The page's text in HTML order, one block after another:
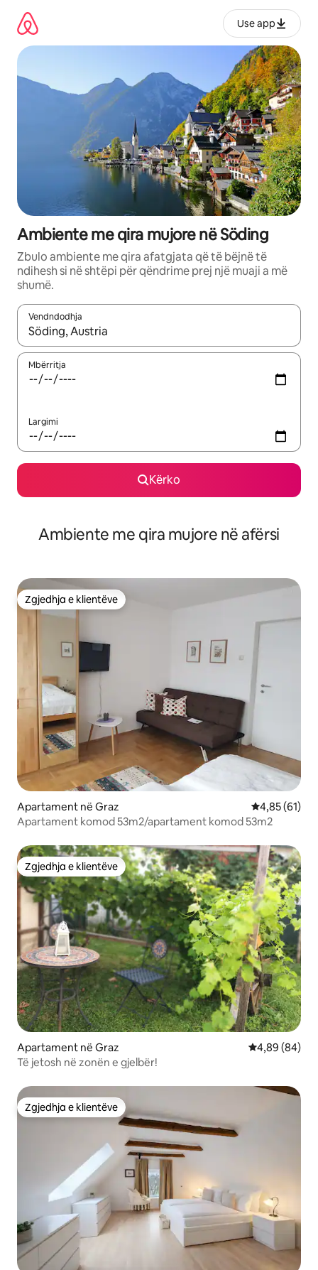
përmbajtja
Use app
Ambiente me qira mujore në Söding
Zbulo ambiente me qira afatgjata që të bëjnë të
ndihesh si në shtëpi për qëndrime prej një muaji a më
shumë.
Vendndodhja
Kur rezultatet të jenë të disponueshme, lëviz me butonat e
Mbërritja
Largimi
Kërko
Ambiente me qira mujore në afërsi
Zgjedhja e klientëve
Zgjedhja e klientëve
Apartament në Graz Vlerësimi
4,85 (61)
Apartament komod 53m2/apartament komod 53m2
Zgjedhja e klientëve
Zgjedhja e klientëve
Apartament në Graz Vlerësimi
4,89 (84)
Të jetosh në zonën e gjelbër!
Zgjedhja e klientëve
Zgjedhja e klientëve